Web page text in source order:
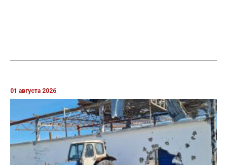
01 августа 2026